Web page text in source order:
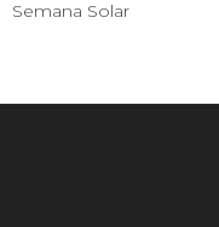
Semana Solar